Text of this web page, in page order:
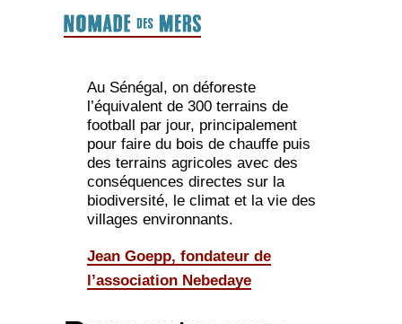
Au Sénégal, on déforeste
l’équivalent de 300 terrains de
football par jour, principalement
pour faire du bois de chauffe puis
des terrains agricoles avec des
conséquences directes sur la
biodiversité, le climat et la vie des
villages environnants.
Jean Goepp, fondateur de
l’association Nebedaye